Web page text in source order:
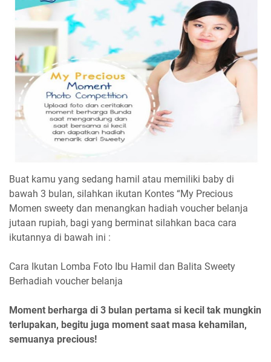
Buat kamu yang sedang hamil atau memiliki baby di
bawah 3 bulan, silahkan ikutan Kontes “My Precious
Momen sweety dan menangkan hadiah voucher belanja
jutaan rupiah, bagi yang berminat silahkan baca cara
ikutannya di bawah ini :
Cara Ikutan Lomba Foto Ibu Hamil dan Balita Sweety
Berhadiah voucher belanja
Moment berharga di 3 bulan pertama si kecil tak mungkin
terlupakan, begitu juga moment saat masa kehamilan,
semuanya precious!